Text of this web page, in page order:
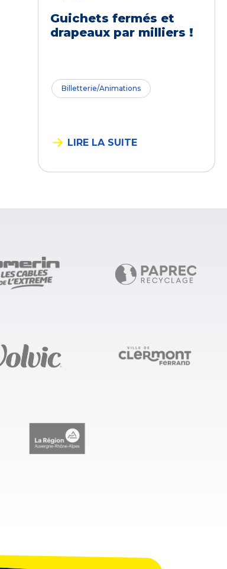
Guichets fermés et
drapeaux par milliers !
Billetterie/Animations
LIRE LA SUITE